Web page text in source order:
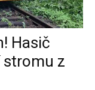
Hasič
stromu z